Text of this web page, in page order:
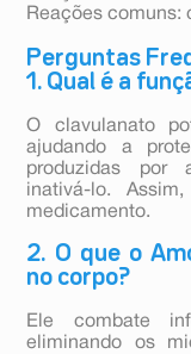
Reações comuns:
Perguntas
1. Qual é a
O clavulanato
ajudando a
produzidas por
inativá-lo.
medicamento.
2. O que o
no corpo?
Ele combate
eliminando os